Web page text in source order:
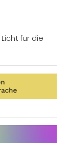
Licht für die